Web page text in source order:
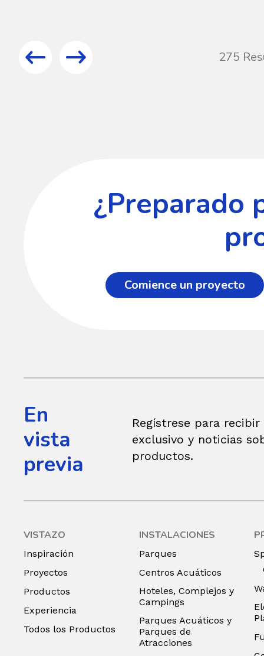
275
¿Preparado
Comience un proyecto
En
vista
previa
Regístrese para
exclusivo y noticias
productos.
VISTAZO
Inspiración
Proyectos
Productos
Experiencia
Todos los Productos
INSTALACIONES
Parques
Centros Acuáticos
Hoteles, Complejos y
Campings
Parques Acuáticos y
Parques de
Atracciones